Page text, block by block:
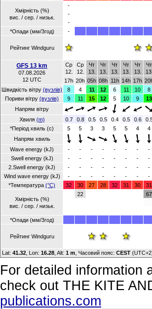
Хмірність (%)
вис. / сер. / низьк.
-
-
-
*Опади (мм/3год)
-
Рейтинг Windguru
GFS 13 km
07.08.2026
12 UTC
Ср
12.
Ср
12.
Чт
13.
Чт
13.
Чт
13.
Чт
13.
Чт
13.
Чт
17h 20h 05h 08h 11h 14h 17h
Швидкість вітру (вузлів) 8 4 11 12 6 11 10
8
Пориви вітру (вузлів) 9 11 15 12 5 10 9
13
Напрям вітру
Хвиля (m) 0.7 0.8 0.5 0.5 0.4 0.5 0.6
*Період хвиль (с)
5 5 3 3 5 5 4
4
Напрям хвиль
Wave energy (kJ)
- - - - - - -
-
Swell energy (kJ)
- - - - - - -
-
2.Swell energy (kJ)
- - - - - - -
-
Wind wave energy (kJ)
- - - - - - -
-
*Температура (°C) 32 30 27 28 32 31 30 31
Хмірність (%)
вис. / сер. / низьк.
22 67
*Опади (мм/3год)
Рейтинг Windguru
Lat: 41.32 , Lon: 16.28 Alt: 1 m , Часовий пояс: CEST
For detailed information
check out THE KITE
publications.com